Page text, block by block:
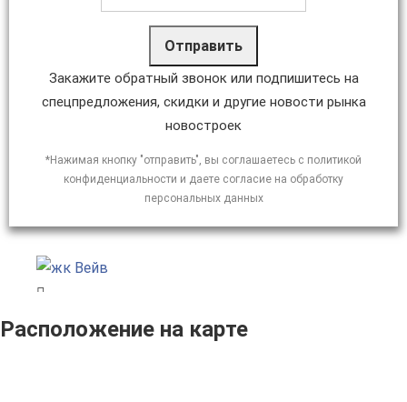
Отправить
Закажите обратный звонок или подпишитесь на
спецпредложения, скидки и другие новости рынка
новостроек
*Нажимая кнопку "отправить", вы соглашаетесь с политикой
конфиденциальности и даете согласие на обработку
персональных данных
Расположение на карте